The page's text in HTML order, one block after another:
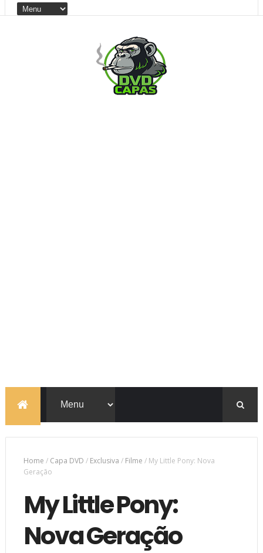
Home / Capa DVD / Exclusiva / Filme / My Little Pony: Nova
Geração
My Little Pony:
Nova Geração